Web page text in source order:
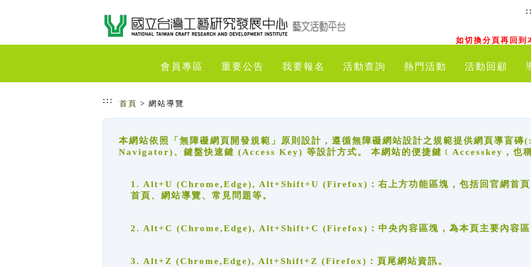
如切換分頁再回到
會員專區 重要公告 我要報名 活動查詢 熱門活動 活動回顧
::: 首頁 > 網站導覽
本網站依照「無障礙網頁開發規範」原則設計，遵循無障礙網站設計之規範提供網頁導盲
Navigator)、鍵盤快速鍵 (Access Key) 等設計方式。 本網站的便捷鍵﹝Accesskey，也稱
1. Alt+U (Chrome,Edge), Alt+Shift+U (Firefox)：右上方功能區塊，包括回官網首頁
首頁、網站導覽、常見問題等。
2. Alt+C (Chrome,Edge), Alt+Shift+C (Firefox)：中央內容區塊，為本頁主要內容區
3. Alt+Z (Chrome,Edge), Alt+Shift+Z (Firefox)：頁尾網站資訊。